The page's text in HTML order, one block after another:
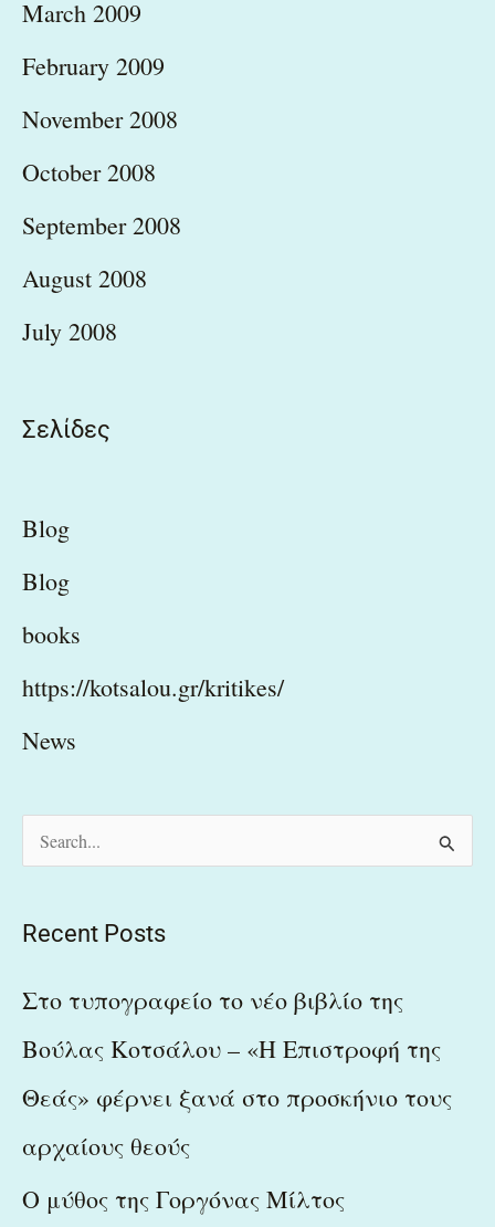
March 2009
February 2009
November 2008
October 2008
September 2008
August 2008
July 2008
Σελίδες
Blog
Blog
books
https://kotsalou.gr/kritikes/
News
c
f
o
Recent Posts
Στο τυπογραφείο το νέο βιβλίο της
Βούλας Κοτσάλου – «Η Επιστροφή της
Θεάς» φέρνει ξανά στο προσκήνιο τους
αρχαίους θεούς
Ο μύθος της Γοργόνας Μίλτος